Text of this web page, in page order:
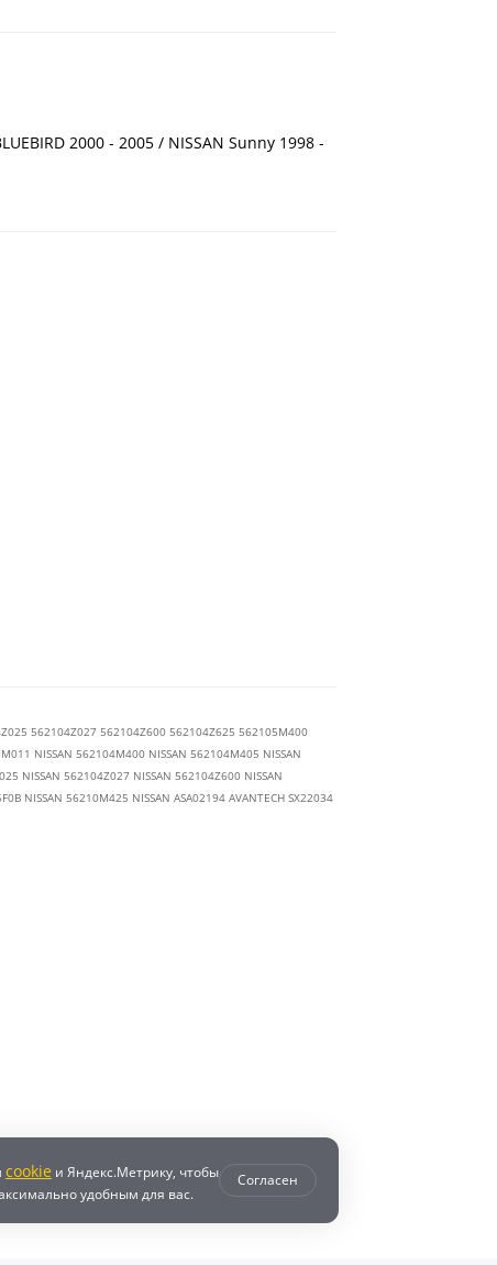
2000 - 2005 / NISSAN Sunny 1998 -
562104Z027 562104Z600 562104Z625 562105M400
NISSAN 562104M400 NISSAN 562104M405 NISSAN
NISSAN 562104Z027 NISSAN 562104Z600 NISSAN
NISSAN 56210M425 NISSAN ASA02194 AVANTECH SX22034
cookie и Яндекс.Метрику, чтобы
удобным для вас.
Согласен